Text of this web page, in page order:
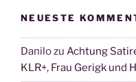
NEUESTE
Danilozu Achtung
KLR+, Frau Gerigk und